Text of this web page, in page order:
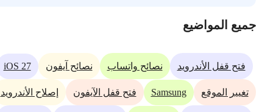
جميع المواضيع
فتح قفل الأندرويد نصائح واتساب نصائح آيفون iOS 27
تغيير الموقع Samsung فتح قفل الآيفون إصلاح الأندرويد